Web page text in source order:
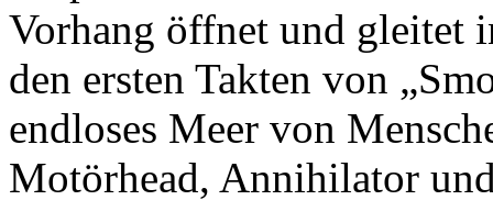
Vorhang öffnet und gleitet
den ersten Takten von
endloses Meer von
Motörhead, Annihilator